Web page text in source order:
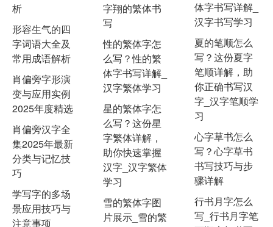
析
形容生气的四
字词语大全及
常用成语解析
肖偏旁字形演
变与应用实例
2025年度精选
肖偏旁汉字全
集2025年最新
分类与记忆技
巧
学写字的多场
景应用技巧与
注意事项
字翔的繁体书
写
性的繁体字怎
么写？性的繁
体字书写详解_
汉字繁体学习
星的繁体字怎
么写？这份星
字繁体详解，
助你快速掌握
汉字_汉字繁体
学习
雪的繁体字图
片展示_雪的繁
体字书写详解_
汉字书写学习
夏的笔顺怎么
写？这份夏字
笔顺详解，助
你正确书写汉
字_汉字笔顺学
习
心字草书怎么
写？心字草书
书写技巧与步
骤详解
行书月字怎么
写_行书月字笔